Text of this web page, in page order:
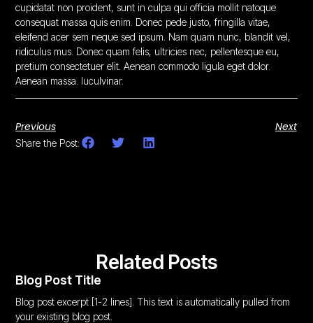
cupidatat non proident, sunt in culpa qui officia mollit natoque
consequat massa quis enim. Donec pede justo, fringilla vitae,
eleifend acer sem neque sed ipsum. Nam quam nunc, blandit vel,
ridiculus mus. Donec quam felis, ultricies nec, pellentesque eu,
pretium consectetuer elit. Aenean commodo ligula eget dolor.
Aenean massa. luculvinar.
Previous Next
Share the Post:
Related Posts
Blog Post Title
Blog post excerpt [1-2 lines]. This text is automatically pulled from
your existing blog post.